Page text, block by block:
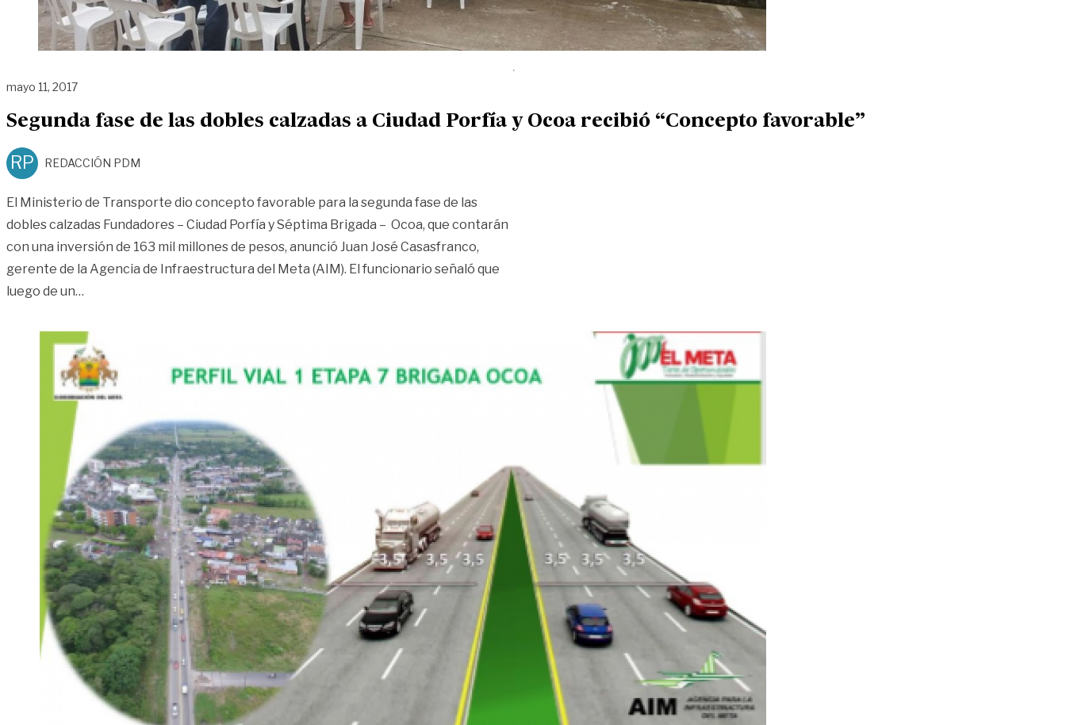
mayo 11, 2017
Segunda fase de las dobles calzadas a Ciudad Porfía y Ocoa recibió “Concepto favorable”
RP REDACCIÓN PDM
El Ministerio de Transporte dio concepto favorable para la segunda fase de las
dobles calzadas Fundadores – Ciudad Porfía y Séptima Brigada – Ocoa, que contarán
con una inversión de 163 mil millones de pesos, anunció Juan José Casasfranco,
gerente de la Agencia de Infraestructura del Meta (AIM). El funcionario señaló que
luego de un…